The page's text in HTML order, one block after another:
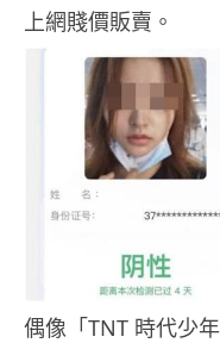
上網賤價販賣。
偶像「TNT 時代少